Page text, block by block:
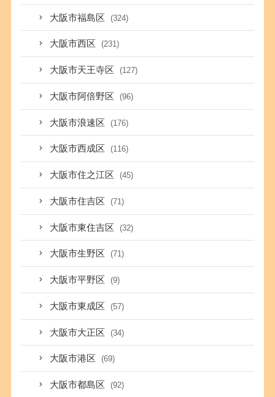
大阪市福島区 (324)
大阪市西区 (231)
大阪市天王寺区 (127)
大阪市阿倍野区 (96)
大阪市浪速区 (176)
大阪市西成区 (116)
大阪市住之江区 (45)
大阪市住吉区 (71)
大阪市東住吉区 (32)
大阪市生野区 (71)
大阪市平野区 (9)
大阪市東成区 (57)
大阪市大正区 (34)
大阪市港区 (69)
大阪市都島区 (92)